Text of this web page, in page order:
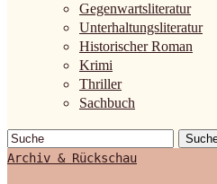
Gegenwartsliteratur
Unterhaltungsliteratur
Historischer Roman
Krimi
Thriller
Sachbuch
Archiv & Rückschau